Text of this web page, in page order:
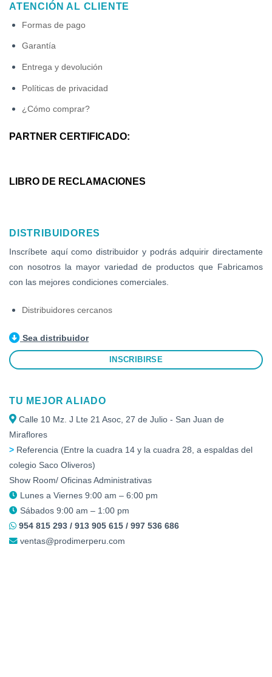
ATENCIÓN AL CLIENTE
Formas de pago
Garantía
Entrega y devolución
Políticas de privacidad
¿Cómo comprar?
PARTNER CERTIFICADO:
LIBRO DE RECLAMACIONES
DISTRIBUIDORES
Inscríbete aquí como distribuidor y podrás adquirir directamente
con nosotros la mayor variedad de productos que Fabricamos
con las mejores condiciones comerciales.
Distribuidores cercanos
Sea distribuidor
INSCRIBIRSE
TU MEJOR ALIADO
Calle 10 Mz. J Lte 21 Asoc, 27 de Julio - San Juan de
Miraflores
> Referencia (Entre la cuadra 14 y la cuadra 28, a espaldas del
colegio Saco Oliveros)
Show Room/ Oficinas Administrativas
Lunes a Viernes 9:00 am – 6:00 pm
Sábados 9:00 am – 1:00 pm
954 815 293 / 913 905 615 / 997 536 686
ventas@prodimerperu.com